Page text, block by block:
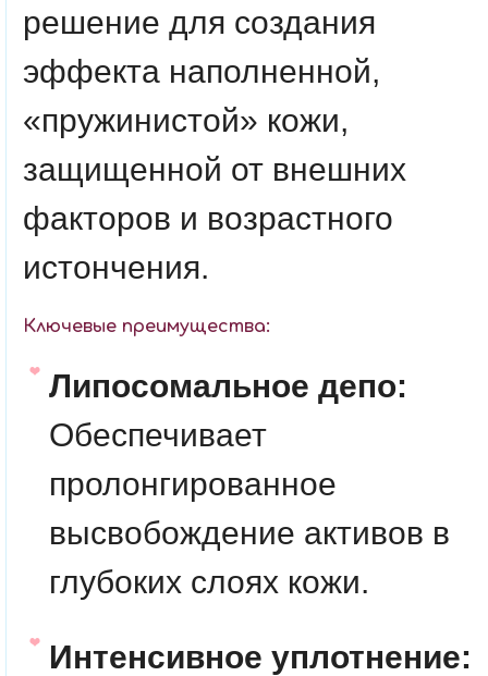
решение для создания
эффекта наполненной,
«пружинистой» кожи,
защищенной от внешних
факторов и возрастного
истончения.
Ключевые преимущества:
Липосомальное депо:
Обеспечивает
пролонгированное
высвобождение активов в
глубоких слоях кожи.
Интенсивное уплотнение: